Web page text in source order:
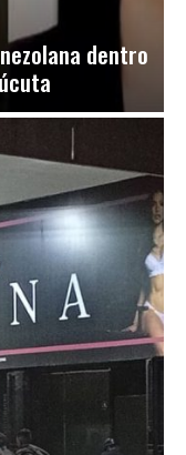
dentro